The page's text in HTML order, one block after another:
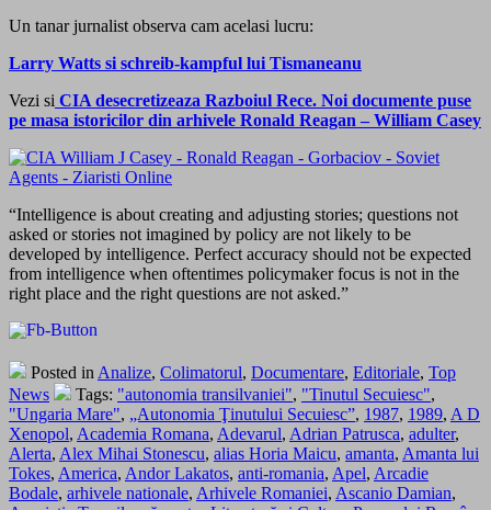
Un tanar jurnalist observa cam acelasi lucru:
Larry Watts si schreib-kampful lui Tismaneanu
Vezi si CIA desecretizeaza Razboiul Rece. Noi documente puse
pe masa istoricilor din arhivele Ronald Reagan – William Casey
“Intelligence is about creating and adjusting stories; questions not
asked or stories not imagined by policy are not likely to be
developed by intelligence. Perfect accuracy should not be expected
from intelligence when oftentimes policymaker focus is not in the
right place and the right questions are not asked.”
Posted in Analize, Colimatorul, Documentare, Editoriale, Top
News
Tags: "autonomia transilvaniei", "Tinutul Secuiesc",
"Ungaria Mare", „Autonomia Ţinutului Secuiesc”, 1987, 1989, A D
Xenopol, Academia Romana, Adevarul, Adrian Patrusca, adulter,
Alerta, Alex Mihai Stonescu, alias Horia Maicu, amanta, Amanta lui
Tokes, America, Andor Lakatos, anti-romania, Apel, Arcadie
Bodale, arhivele nationale, Arhivele Romaniei, Ascanio Damian,